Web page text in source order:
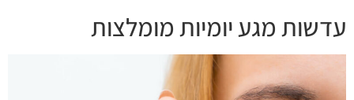
עדשות מגע יומיות מומלצות